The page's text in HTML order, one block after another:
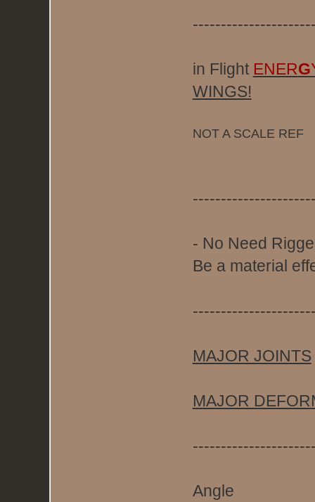
in Flight ENERG
WINGS!
NOT A SCALE REF
- No Need
Be a material
MAJOR JOINTS
MAJOR
Angle